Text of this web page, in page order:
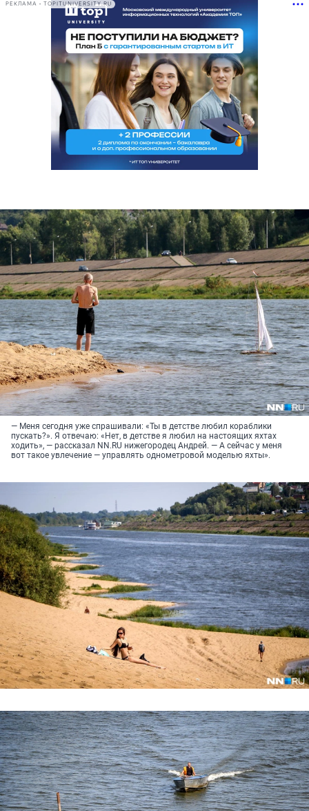
РЕКЛАМА • TOPITUNIVERSITY.RU
— Меня сегодня уже спрашивали: «Ты в детстве любил кораблики
пускать?». Я отвечаю: «Нет, в детстве я любил на настоящих яхтах
ходить», — рассказал NN.RU нижегородец Андрей. — А сейчас у меня
вот такое увлечение — управлять однометровой моделью яхты».